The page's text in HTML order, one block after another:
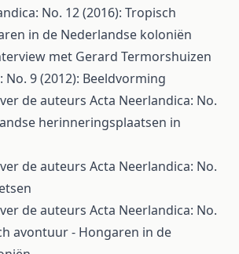
No. 12 (2016): Tropisch
in de Nederlandse koloniën
met Gerard Termorshuizen
No. 9 (2012): Beeldvorming
de auteurs Acta Neerlandica: No.
herinneringsplaatsen in
de auteurs Acta Neerlandica: No.
de auteurs Acta Neerlandica: No.
avontuur - Hongaren in de